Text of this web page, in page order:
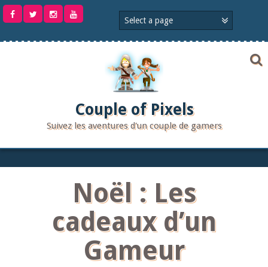
Aller
Couple of Pixels
Suivez les aventures d'un couple de gamers
Noël : Les
cadeaux d’un
Gameur